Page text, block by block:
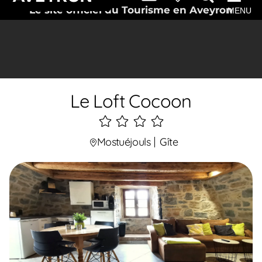
Le site officiel du Tourisme en AveyronMENU
Le Loft Cocoon
4
étoiles
Mostuéjouls Gîte